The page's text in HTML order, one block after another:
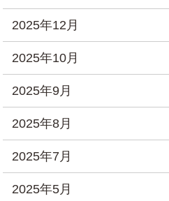
2025年12月
2025年10月
2025年9月
2025年8月
2025年7月
2025年5月